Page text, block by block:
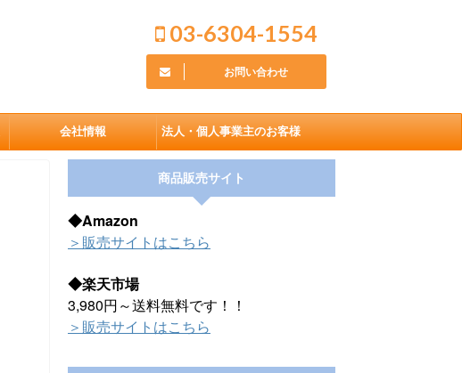
03-6304-1554
お問い合わせ
会社情報 法人・個人事業主のお客様
商品販売サイト
◆Amazon
＞販売サイトはこちら
◆楽天市場
3,980円～送料無料です！！
＞販売サイトはこちら